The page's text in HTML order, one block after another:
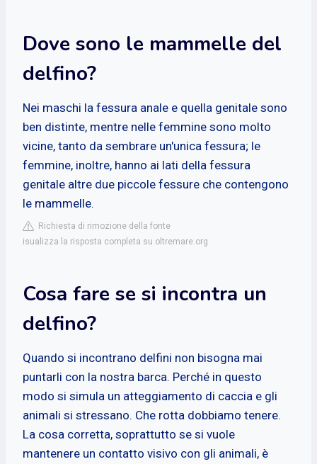
Dove sono le mammelle del
delfino?
Nei maschi la fessura anale e quella genitale sono
ben distinte, mentre nelle femmine sono molto
vicine, tanto da sembrare un'unica fessura; le
femmine, inoltre, hanno ai lati della fessura
genitale altre due piccole fessure che contengono
le mammelle.
Richiesta di rimozione della fonte
isualizza la risposta completa su oltremare.org
Cosa fare se si incontra un
delfino?
Quando si incontrano delfini non bisogna mai
puntarli con la nostra barca. Perché in questo
modo si simula un atteggiamento di caccia e gli
animali si stressano. Che rotta dobbiamo tenere.
La cosa corretta, soprattutto se si vuole
mantenere un contatto visivo con gli animali, è